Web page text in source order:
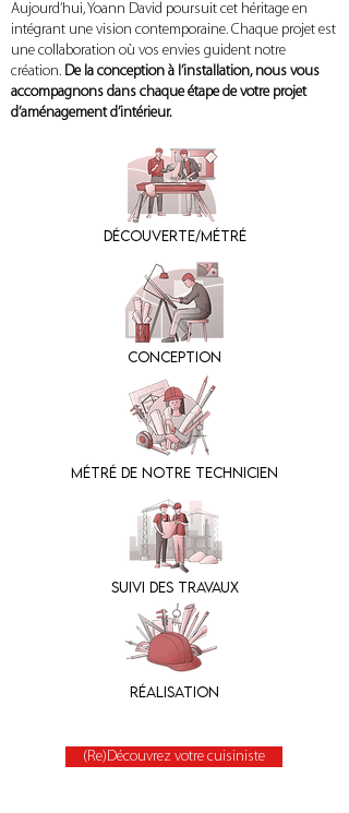
Aujourd’hui, Yoann David poursuit cet héritage en
intégrant une vision contemporaine. Chaque projet est
une collaboration où vos envies guident notre
création. De la conception à l’installation, nous vous
accompagnons dans chaque étape de votre projet
d’aménagement d’intérieur.
DéCOUVERTE/MéTRé
Conception
Métré de notre technicien
suivi des travaux
Réalisation
(Re)Découvrez votre cuisiniste